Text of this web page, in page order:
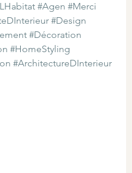
#Agen #Merci
#Design
#Décoration
#HomeStyling
#ArchitectureDInterieur